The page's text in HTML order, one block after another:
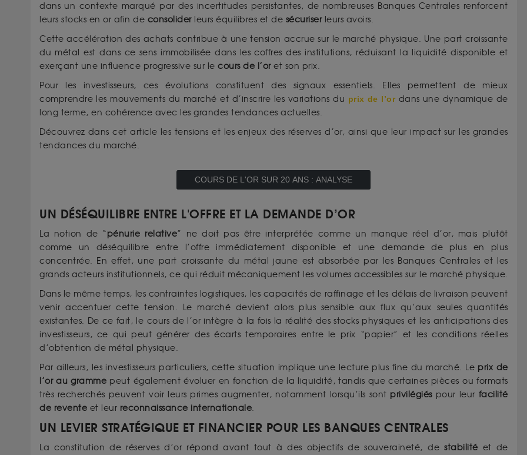
dans un contexte marqué par des incertitudes persistantes, de nombreuses Banques Centrales renforcent
leurs stocks en or afin de consoliderleurs équilibres et de sécuriserleurs avoirs.
Cette accélération des achats contribue à une tension accrue sur le marché physique. Une part croissante
du métal est dans ce sens immobilisée dans les coffres des institutions, réduisant la liquidité disponible et
exerçant une influence progressive sur le cours de l’oret son prix.
Pour les investisseurs, ces évolutions constituent des signaux essentiels. Elles permettent de mieux
comprendre les mouvements du marché et d’inscrire les variations du prix de l’ordans une dynamique de
long terme, en cohérence avec les grandes tendances actuelles.
Découvrez dans cet article les tensions et les enjeux des réserves d’or, ainsi que leur impact sur les grandes
tendances du marché.
COURS DE L'OR SUR 20 ANS : ANALYSE
UN DÉSÉQUILIBRE ENTRE L'OFFRE ET LA DEMANDE D’OR
La notion de “pénurie relative” ne doit pas être interprétée comme un manque réel d’or, mais plutôt
comme un déséquilibre entre l’offre immédiatement disponible et une demande de plus en plus
concentrée. En effet, une part croissante du métal jaune est absorbée par les Banques Centrales et les
grands acteurs institutionnels, ce qui réduit mécaniquement les volumes accessibles sur le marché physique.
Dans le même temps, les contraintes logistiques, les capacités de raffinage et les délais de livraison peuvent
venir accentuer cette tension. Le marché devient alors plus sensible aux flux qu’aux seules quantités
existantes. De ce fait, le cours de l’or intègre à la fois la réalité des stocks physiques et les anticipations des
investisseurs, ce qui peut générer des écarts temporaires entre le prix “papier” et les conditions réelles
d’obtention de métal physique.
Par ailleurs, les investisseurs particuliers, cette situation implique une lecture plus fine du marché. Le prix de
l’or au gramme peut également évoluer en fonction de la liquidité, tandis que certaines pièces ou formats
très recherchés peuvent voir leurs primes augmenter, notamment lorsqu’ils sont privilégiéspour leur facilité
de revente et leur reconnaissance internationale.
UN LEVIER STRATÉGIQUE ET FINANCIER POUR LES BANQUES CENTRALES
La constitution de réserves d’or répond avant tout à des objectifs de souveraineté, destabilité et de